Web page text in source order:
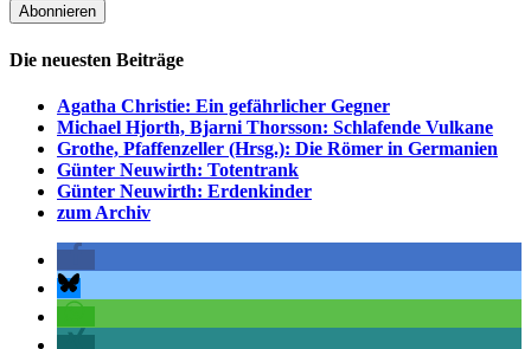
Die neuesten Beiträge
Agatha Christie: Ein gefährlicher Gegner
Michael Hjorth, Bjarni Thorsson: Schlafende Vulkane
Grothe, Pfaffenzeller (Hrsg.): Die Römer in Germanien
Günter Neuwirth: Totentrank
Günter Neuwirth: Erdenkinder
zum Archiv